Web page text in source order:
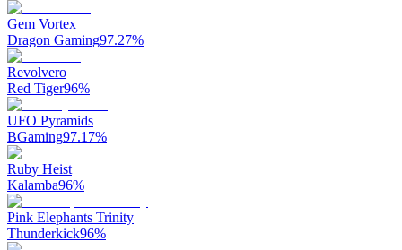
Gem Vortex
Dragon Gaming97.27%
Revolvero
Red Tiger96%
UFO Pyramids
BGaming97.17%
Ruby Heist
Kalamba96%
Pink Elephants Trinity
Thunderkick96%